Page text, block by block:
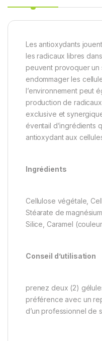
Les antioxydants
les radicaux libres
peuvent provoquer un
endommager les
l’environnement peut
production de
exclusive et
éventail d’ingrédients
antioxydant aux
Ingrédients
Cellulose végétale,
Stéarate de
Silice, Caramel
Conseil d’utilisation
prenez deux (2)
préférence avec un
d’un professionnel de